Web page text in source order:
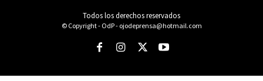
Todos los derechos reservados
© Copyright - OdP - ojodeprensa@hotmail.com